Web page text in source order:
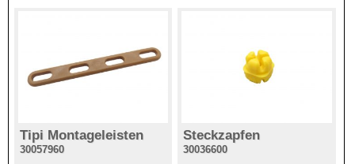
Tipi Montageleisten
30057960
Steckzapfen
30036600